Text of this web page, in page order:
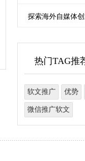
探索海外自媒体
热门TAG推
软文推广 优势
微信推广软文